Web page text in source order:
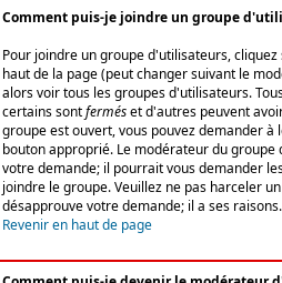
Comment puis-je joindre un groupe
Pour joindre un groupe d'utilisateurs,
haut de la page (peut changer suivant le
alors voir tous les groupes d'utilisateurs.
certains sontferméset d'autres peuvent
groupe est ouvert, vous pouvez demander
bouton approprié. Le modérateur du
votre demande; il pourrait vous demander
joindre le groupe. Veuillez ne pas harceler
désapprouve votre demande; il a ses raisons.
Revenir en haut de page